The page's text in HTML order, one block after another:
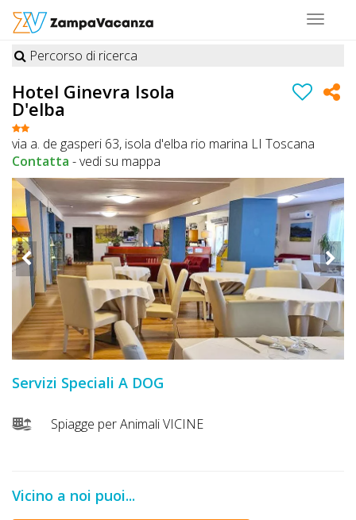
Toggle
STRUTTURE
A
DOG
LUOGHI
A
DOG
OFFERTE
A
INFO
DOG
Percorso di ricerca
Hotel Ginevra Isola
D'elba
via a. de gasperi 63, isola d'elba rio marina LI Toscana
Contatta -vedi su mappa
Servizi Speciali A DOG
Spiagge per Animali VICINE
Vicino a noi puoi...